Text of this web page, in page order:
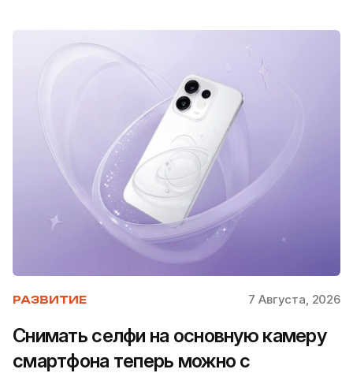
РАЗВИТИЕ 7 Августа, 2026
Снимать селфи на основную камеру
смартфона теперь можно с